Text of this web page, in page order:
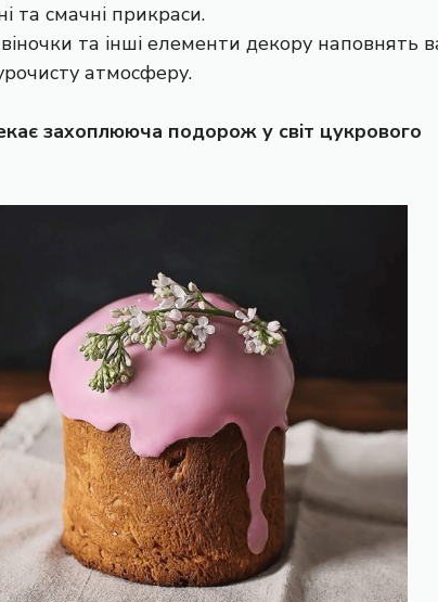
та смачні прикраси.
та інші елементи декору наповнять
атмосферу.
захоплююча подорож у світ цукрового